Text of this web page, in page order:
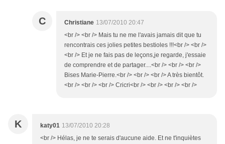
C Christiane 13/07/2010 20:47
<br /> <br /> Mais tu ne me l'avais jamais dit que tu
rencontrais ces jolies petites bestioles !!!<br /> <br />
<br /> Et je ne fais pas de leçons,je regarde, j'essaie
de comprendre et de partager....<br /> <br /> <br />
Bises Marie-Pierre.<br /> <br /> <br /> A très bientôt.
<br /> <br /> <br /> Cricri<br /> <br /> <br /> <br />
K katy01 13/07/2010 20:28
<br /> Hélas, je ne te serais d'aucune aide. Et ne t'inquiètes